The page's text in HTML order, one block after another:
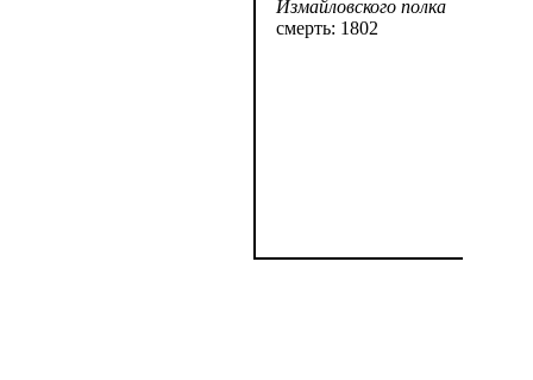
Измайловского полка
смерть: 1802